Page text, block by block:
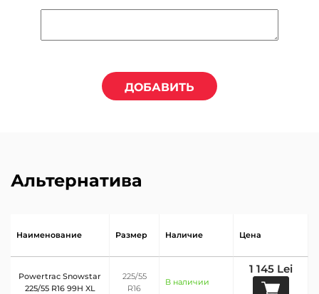
ДОБАВИТЬ
Альтернатива
Наименование Размер Наличие Цена
Powertrac Snowstar
225/55 R16 99H XL
225/55
R16
В наличии
1 145 Lei